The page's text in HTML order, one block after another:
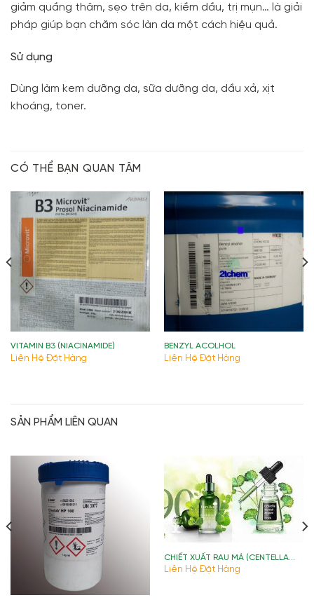
giảm quầng thâm, sẹo trên da, kiềm dầu, trị mụn… là giải
pháp giúp bạn chăm sóc làn da một cách hiệu quả.
Sử dụng
Dùng làm kem dưỡng da, sữa dưỡng da, dầu xả, xịt
khoáng, toner.
CÓ THỂ BẠN QUAN TÂM
VITAMIN B3 (NIACINAMIDE)
Liên Hệ Đặt Hàng
BENZYL ACOLHOL
Liên Hệ Đặt Hàng
SẢN PHẨM LIÊN QUAN
CHIẾT XUẤT RAU MÁ (CENTELLA
ASIATICA EXTRACT)
Liên Hệ Đặt Hàng